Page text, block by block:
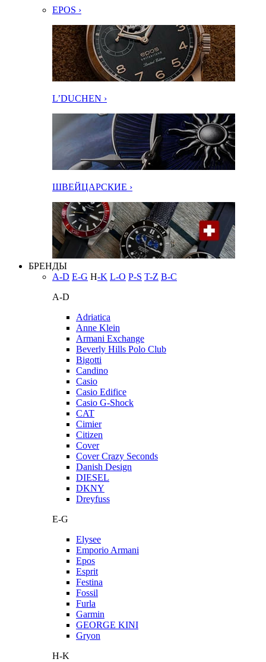
EPOS ›
L’DUCHEN ›
ШВЕЙЦАРСКИЕ ›
БРЕНДЫ
A-D E-G H-K L-O P-S T-Z В-С
A-D
Adriatica
Anne Klein
Armani Exchange
Beverly Hills Polo Club
Bigotti
Candino
Casio
Casio Edifice
Casio G-Shock
CAT
Cimier
Citizen
Cover
Cover Crazy Seconds
Danish Design
DIESEL
DKNY
Dreyfuss
E-G
Elysee
Emporio Armani
Epos
Esprit
Festina
Fossil
Furla
Garmin
GEORGE KINI
Gryon
H-K